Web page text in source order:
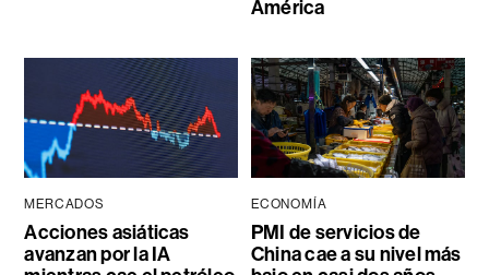
América
MERCADOS
Acciones asiáticas
avanzan por la IA
ECONOMÍA
PMI de servicios de
China cae a su nivel más